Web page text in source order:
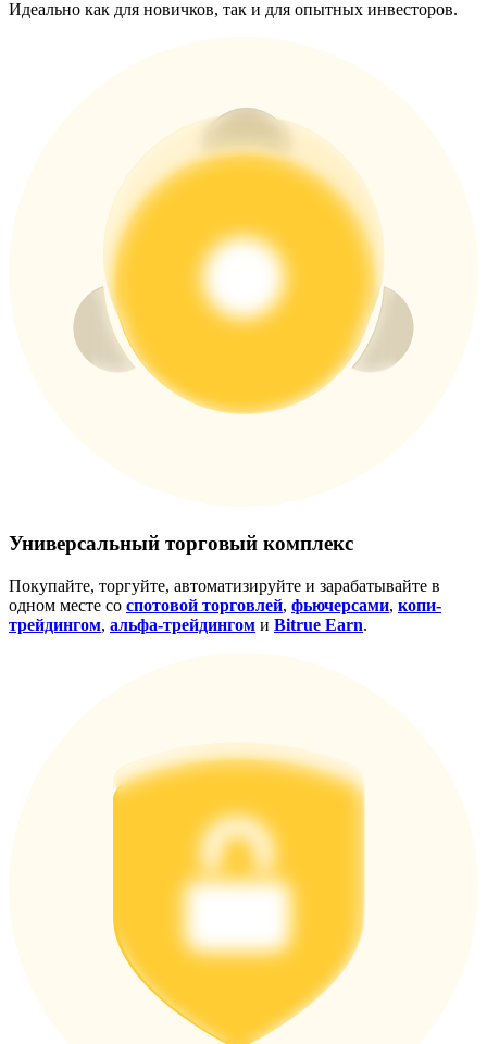
Выигрывайте призы и эксклюзивные награды
Зарегистрироваться
Зарегистрироваться
награда
приложение Bitrue
Идеально как для новичков, так и для опытных инвесторов.
Универсальный торговый комплекс
Покупайте, торгуйте, автоматизируйте и зарабатывайте в
одном месте со спотовой торговлей, фьючерсами, копи-
трейдингом, альфа-трейдингом и Bitrue Earn.